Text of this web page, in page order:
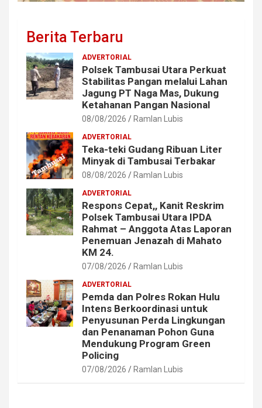
Berita Terbaru
ADVERTORIAL
Polsek Tambusai Utara Perkuat
Stabilitas Pangan melalui Lahan
Jagung PT Naga Mas, Dukung
Ketahanan Pangan Nasional
08/08/2026 Ramlan Lubis
ADVERTORIAL
Teka-teki Gudang Ribuan Liter
Minyak di Tambusai Terbakar
08/08/2026 Ramlan Lubis
ADVERTORIAL
Respons Cepat,, Kanit Reskrim
Polsek Tambusai Utara IPDA
Rahmat – Anggota Atas Laporan
Penemuan Jenazah di Mahato
KM 24.
07/08/2026 Ramlan Lubis
ADVERTORIAL
Pemda dan Polres Rokan Hulu
Intens Berkoordinasi untuk
Penyusunan Perda Lingkungan
dan Penanaman Pohon Guna
Mendukung Program Green
Policing
07/08/2026 Ramlan Lubis